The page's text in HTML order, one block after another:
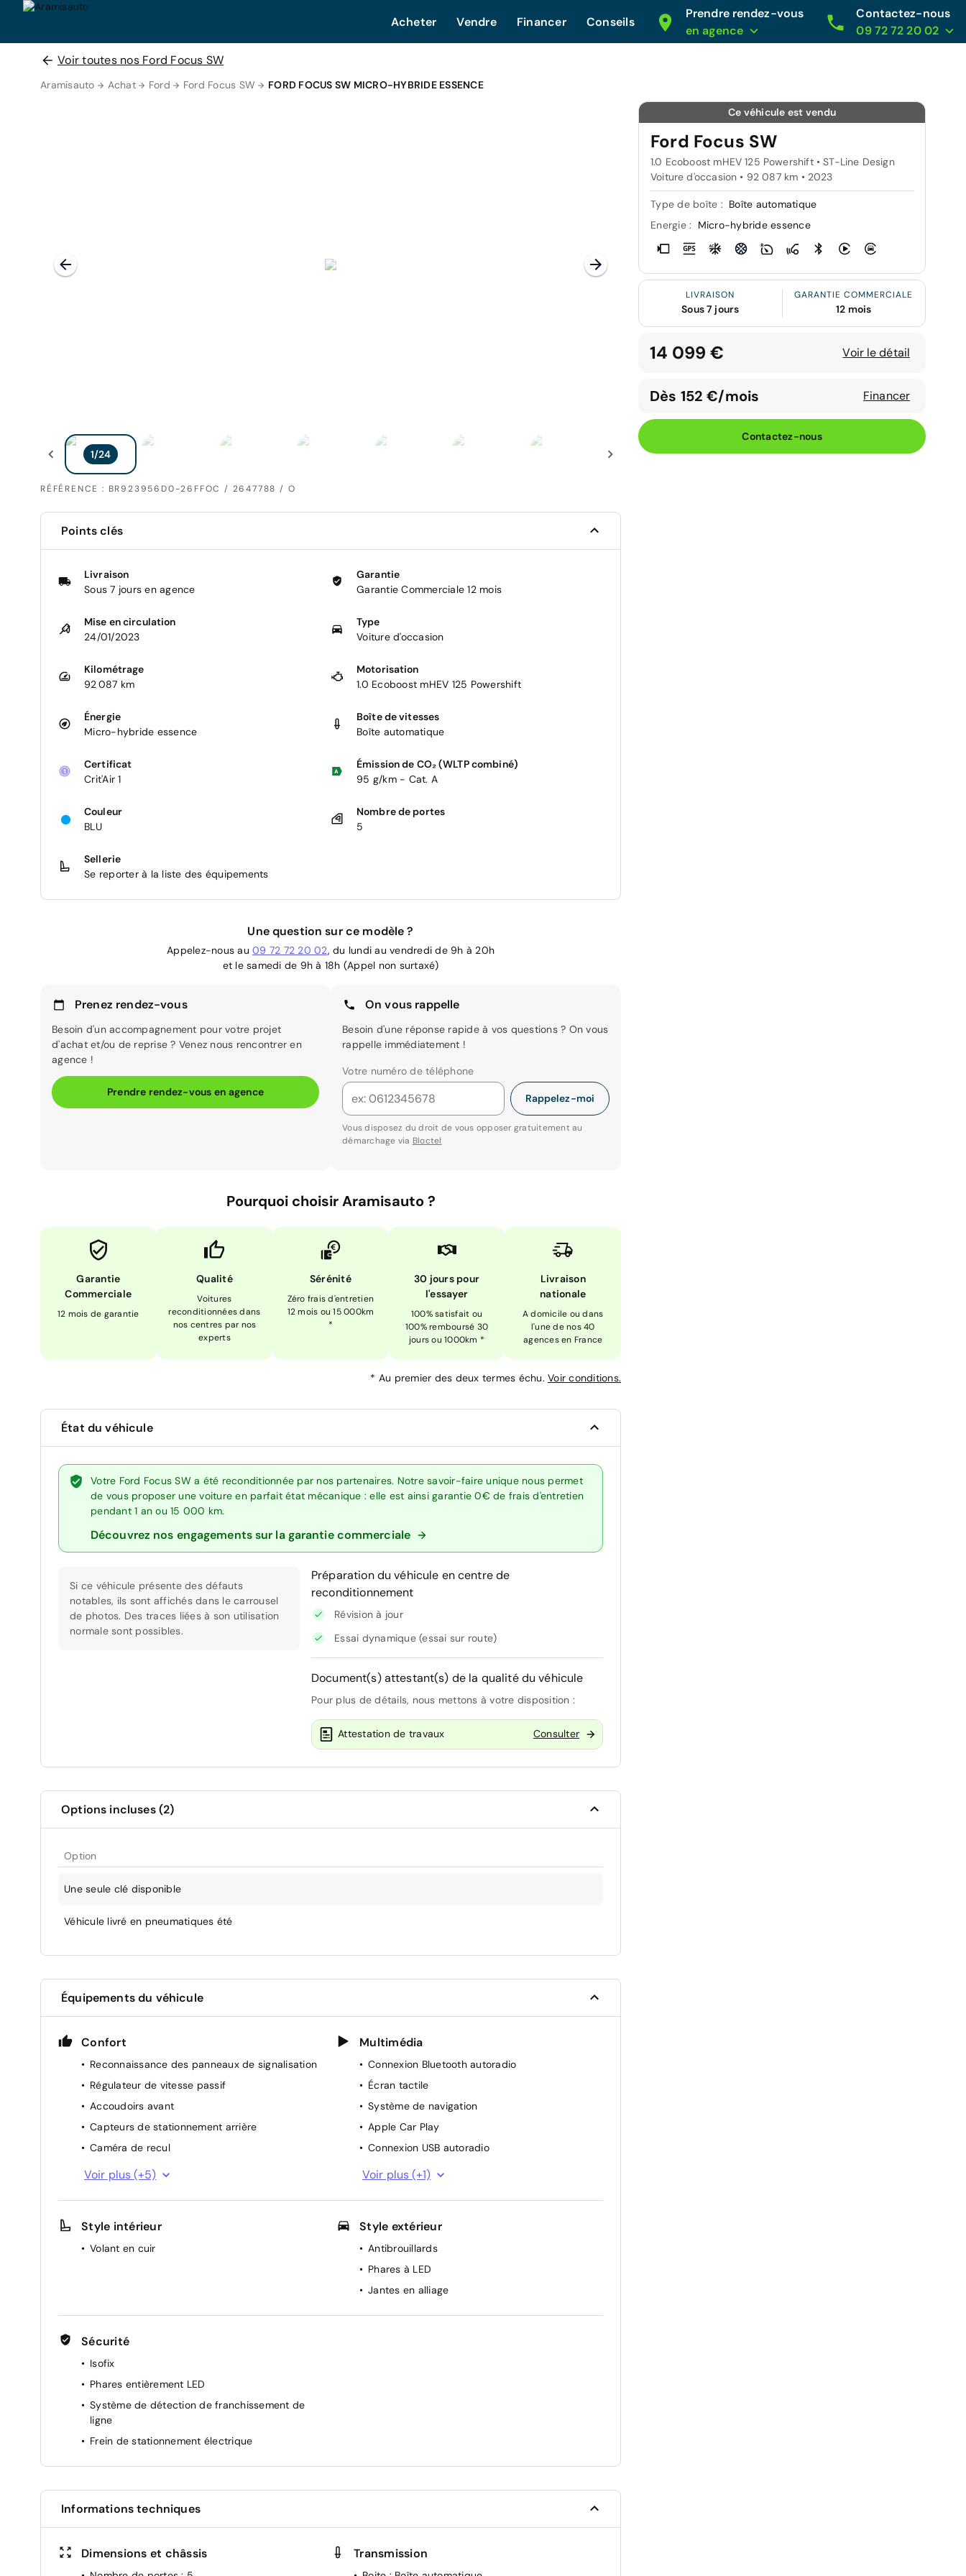
Acheter Vendre Financer Conseils
Prendre rendez-vous
en agence
Contactez-nous
09 72 72 20 02
Voir toutes nos Ford Focus SW
Aramisauto Achat Ford Ford Focus SW FORD FOCUS SW MICRO-HYBRIDE ESSENCE
RÉFÉRENCE : BR923956D0-26FFOC / 2647788 / O
Ce véhicule est vendu
Ford Focus SW
1.0 Ecoboost mHEV 125 Powershift • ST-Line Design
Voiture d'occasion • 92 087 km • 2023
Type de boîte : Boîte automatique
Energie :
Micro-hybride essence
LIVRAISON
Sous 7 jours
GARANTIE COMMERCIALE
12 mois
14 099 € Voir le détail
Dès 152 €/mois Financer
Contactez-nous
Points clés
Livraison
Sous 7 jours en agence
Garantie
Garantie Commerciale 12 mois
Mise en circulation
24/01/2023
Type
Voiture d'occasion
Kilométrage
92 087 km
Motorisation
1.0 Ecoboost mHEV 125 Powershift
Énergie
Micro-hybride essence
Boîte de vitesses
Boîte automatique
Certificat
Crit'Air 1
Émission de CO₂ (WLTP combiné)
95 g/km - Cat. A
Couleur
BLU
Nombre de portes
5
Sellerie
Se reporter à la liste des équipements
Une question sur ce modèle ?
Appelez-nous au 09 72 72 20 02, du lundi au vendredi de 9h à 20h
et le samedi de 9h à 18h (Appel non surtaxé)
Prenez rendez-vous
Besoin d'un accompagnement pour votre projet
d'achat et/ou de reprise ? Venez nous rencontrer en
agence !
Prendre rendez-vous en agence
On vous rappelle
Besoin d'une réponse rapide à vos questions ? On vous
rappelle immédiatement !
Votre numéro de téléphone
Rappelez-moi
Vous disposez du droit de vous opposer gratuitement au
démarchage via Bloctel
Pourquoi choisir Aramisauto ?
Garantie
Commerciale
12 mois de garantie
Qualité
Voitures
reconditionnées dans
nos centres par nos
experts
Sérénité
Zéro frais d'entretien
12 mois ou 15 000km
*
30 jours pour
l'essayer
100% satisfait ou
100% remboursé 30
jours ou 1000km *
Livraison
nationale
A domicile ou dans
l'une de nos 40
agences en France
* Au premier des deux termes échu. Voir conditions.
État du véhicule
Votre Ford Focus SW a été reconditionnée par nos partenaires. Notre savoir-faire unique nous permet
de vous proposer une voiture en parfait état mécanique : elle est ainsi garantie 0€ de frais d'entretien
pendant 1 an ou 15 000 km.
Découvrez nos engagements sur la garantie commerciale
Si ce véhicule présente des défauts
notables, ils sont affichés dans le carrousel
de photos. Des traces liées à son utilisation
normale sont possibles.
Préparation du véhicule en centre de
reconditionnement
Révision à jour
Essai dynamique (essai sur route)
Document(s) attestant(s) de la qualité du véhicule
Pour plus de détails, nous mettons à votre disposition :
Attestation de travaux Consulter
Options incluses (2)
Option
Une seule clé disponible
Véhicule livré en pneumatiques été
Équipements du véhicule
Confort
Reconnaissance des panneaux de signalisation
Régulateur de vitesse passif
Accoudoirs avant
Capteurs de stationnement arrière
Caméra de recul
Climatisation automatique
Démarrage sans clé
Rétroviseurs électriques
Voir plus (+5)
Multimédia
Connexion Bluetooth autoradio
Écran tactile
Système de navigation
Apple Car Play
Connexion USB autoradio
Android Auto
Voir plus (+1)
Style intérieur
Volant en cuir
Style extérieur
Antibrouillards
Phares à LED
Jantes en alliage
Sécurité
Isofix
Phares entièrement LED
Système de détection de franchissement de
ligne
Frein de stationnement électrique
Informations techniques
Dimensions et châssis Transmission